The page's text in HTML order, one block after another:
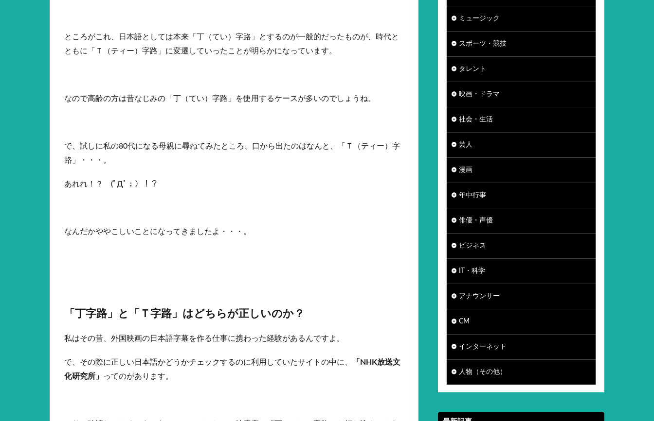
ところがこれ、日本語としては本来「丁（てい）字路」とするのが一般的だったものが、時代と
ともに「Ｔ（ティー）字路」に変遷していったことが明らかになっています。
なので高齢の方は昔なじみの「丁（てい）字路」を使用するケースが多いのでしょうね。
で、試しに私の80代になる母親に尋ねてみたところ、口から出たのはなんと、「Ｔ（ティー）字
路」・・・。
あれれ！？ (ﾟДﾟ；）！？
なんだかややこしいことになってきましたよ・・・。
「丁字路」と「Ｔ字路」はどちらが正しいのか？
私はその昔、外国映画の日本語字幕を作る仕事に携わった経験があるんですよ。
で、その際に正しい日本語かどうかチェックするのに利用していたサイトの中に、
「NHK放送文
化研究所」
ってのがあります。
ミュージック
スポーツ・競技
タレント
映画・ドラマ
社会・生活
芸人
漫画
年中行事
俳優・声優
ビジネス
IT・科学
アナウンサー
CM
インターネット
人物（その他）